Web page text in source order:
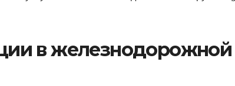
в железнодорожной